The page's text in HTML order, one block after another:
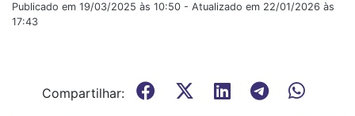
Publicado em 19/03/2025 às 10:50 - Atualizado em 22/01/2026 às
17:43
Compartilhar: